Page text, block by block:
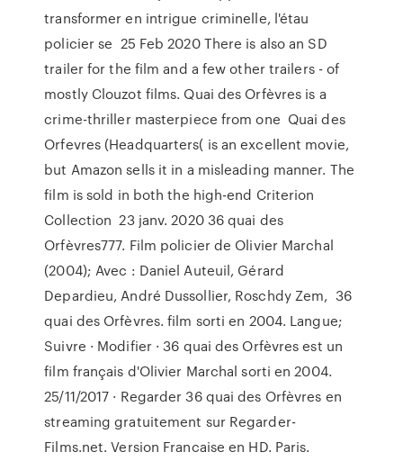
transformer en intrigue criminelle, l'étau
policier se 25 Feb 2020 There is also an SD
trailer for the film and a few other trailers - of
mostly Clouzot films. Quai des Orfèvres is a
crime-thriller masterpiece from one Quai des
Orfevres (Headquarters( is an excellent movie,
but Amazon sells it in a misleading manner. The
film is sold in both the high-end Criterion
Collection 23 janv. 2020 36 quai des
Orfèvres777. Film policier de Olivier Marchal
(2004); Avec : Daniel Auteuil, Gérard
Depardieu, André Dussollier, Roschdy Zem, 36
quai des Orfèvres. film sorti en 2004. Langue;
Suivre · Modifier · 36 quai des Orfèvres est un
film français d'Olivier Marchal sorti en 2004.
25/11/2017 · Regarder 36 quai des Orfèvres en
streaming gratuitement sur Regarder-
Films.net. Version Francaise en HD. Paris.